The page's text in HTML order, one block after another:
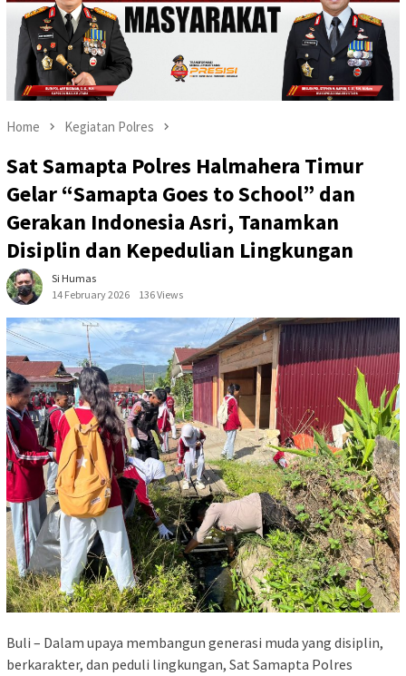
Home Kegiatan Polres
Sat Samapta Polres Halmahera Timur
Gelar “Samapta Goes to School” dan
Gerakan Indonesia Asri, Tanamkan
Disiplin dan Kepedulian Lingkungan
Si Humas
14 February 2026
136 Views
Buli – Dalam upaya membangun generasi muda yang disiplin,
berkarakter, dan peduli lingkungan, Sat Samapta Polres